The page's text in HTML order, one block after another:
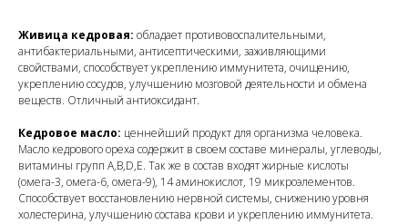
Живица кедровая: обладает противовоспалительными,
антибактериальными, антисептическими, заживляющими
свойствами, способствует укреплению иммунитета, очищению,
укреплению сосудов, улучшению мозговой деятельности и обмена
веществ. Отличный антиоксидант.
Кедровое масло: ценнейший продукт для организма человека.
Масло кедрового ореха содержит в своем составе минералы, углеводы,
витамины групп A,B,D,E. Так же в состав входят жирные кислоты
(омега-3, омега-6, омега-9), 14 аминокислот, 19 микроэлементов.
Способствует восстановлению нервной системы, снижению уровня
холестерина, улучшению состава крови и укреплению иммунитета.